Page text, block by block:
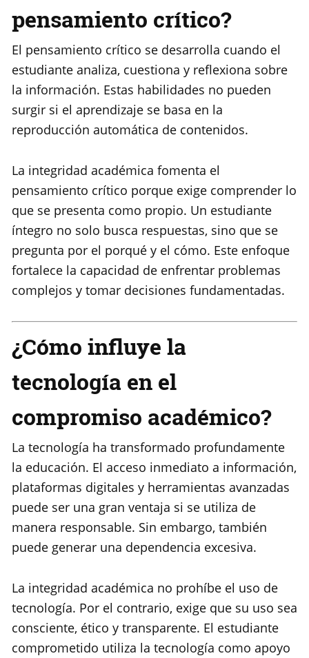
pensamiento crítico?
El pensamiento crítico se desarrolla cuando el
estudiante analiza, cuestiona y reflexiona sobre
la información. Estas habilidades no pueden
surgir si el aprendizaje se basa en la
reproducción automática de contenidos.
La integridad académica fomenta el
pensamiento crítico porque exige comprender lo
que se presenta como propio. Un estudiante
íntegro no solo busca respuestas, sino que se
pregunta por el porqué y el cómo. Este enfoque
fortalece la capacidad de enfrentar problemas
complejos y tomar decisiones fundamentadas.
¿Cómo influye la
tecnología en el
compromiso académico?
La tecnología ha transformado profundamente
la educación. El acceso inmediato a información,
plataformas digitales y herramientas avanzadas
puede ser una gran ventaja si se utiliza de
manera responsable. Sin embargo, también
puede generar una dependencia excesiva.
La integridad académica no prohíbe el uso de
tecnología. Por el contrario, exige que su uso sea
consciente, ético y transparente. El estudiante
comprometido utiliza la tecnología como apoyo